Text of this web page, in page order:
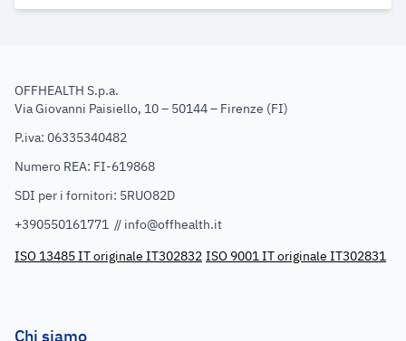
OFFHEALTH S.p.a.
Via Giovanni Paisiello, 10 – 50144 – Firenze (FI)
P.iva: 06335340482
Numero REA: FI-619868
SDI per i fornitori: 5RUO82D
+390550161771 // info@offhealth.it
ISO 13485 IT originale IT302832 ISO 9001 IT originale IT302831
Chi siamo